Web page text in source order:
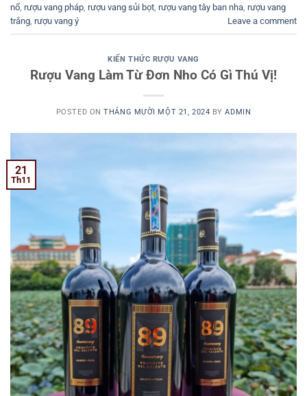
nổ, rượu vang pháp, rượu vang sủi bọt, rượu vang tây ban nha, rượu vang
trắng, rượu vang ý Leave a comment
KIẾN THỨC RƯỢU VANG
Rượu Vang Làm Từ Đơn Nho Có Gì Thú Vị!
POSTED ONTHÁNG MƯỜI MỘT 21, 2024 BYADMIN
21
Th11